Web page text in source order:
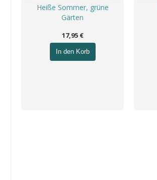
Heiße Sommer, grüne
Gärten
17,95 €
In den Korb